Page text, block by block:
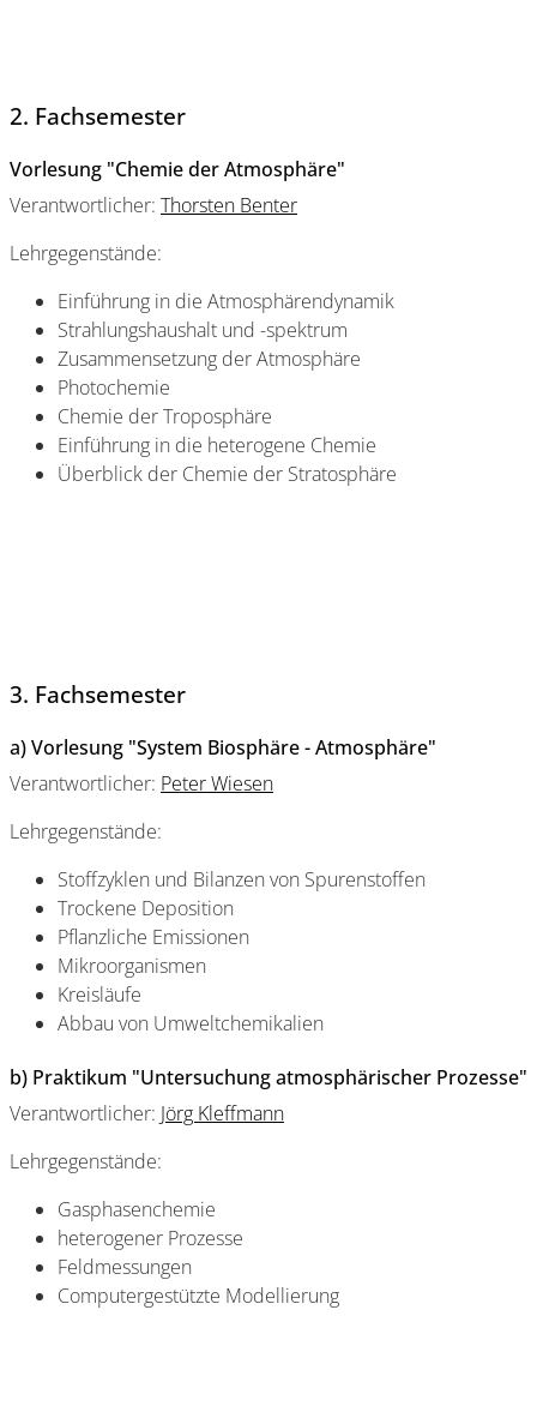
2. Fachsemester
Vorlesung "Chemie der Atmosphäre"
Verantwortlicher: Thorsten Benter
Lehrgegenstände:
Einführung in die Atmosphärendynamik
Strahlungshaushalt und -spektrum
Zusammensetzung der Atmosphäre
Photochemie
Chemie der Troposphäre
Einführung in die heterogene Chemie
Überblick der Chemie der Stratosphäre
3. Fachsemester
a) Vorlesung "System Biosphäre - Atmosphäre"
Verantwortlicher: Peter Wiesen
Lehrgegenstände:
Stoffzyklen und Bilanzen von Spurenstoffen
Trockene Deposition
Pflanzliche Emissionen
Mikroorganismen
Kreisläufe
Abbau von Umweltchemikalien
b) Praktikum "Untersuchung atmosphärischer Prozesse"
Verantwortlicher: Jörg Kleffmann
Lehrgegenstände:
Gasphasenchemie
heterogener Prozesse
Feldmessungen
Computergestützte Modellierung